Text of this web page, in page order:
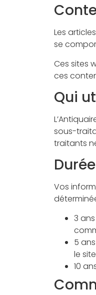
Les
se
Ces sites
ces
Qui
sous-
traitants
Vos
3
5
le site
10